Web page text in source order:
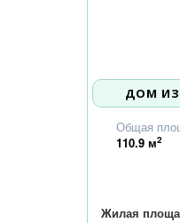
ДОМ ИЗ
Общая
110.9 м2
Жилая